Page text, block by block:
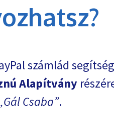
számlád
Alapítvány
Gál Csaba .